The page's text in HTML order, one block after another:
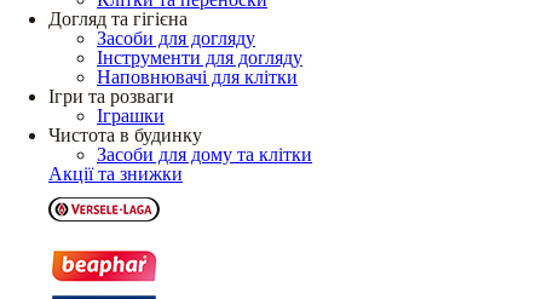
Догляд та гігієна
Засоби для догляду
Інструменти для догляду
Наповнювачі для клітки
Ігри та розваги
Іграшки
Чистота в будинку
Засоби для дому та клітки
Акції та знижки